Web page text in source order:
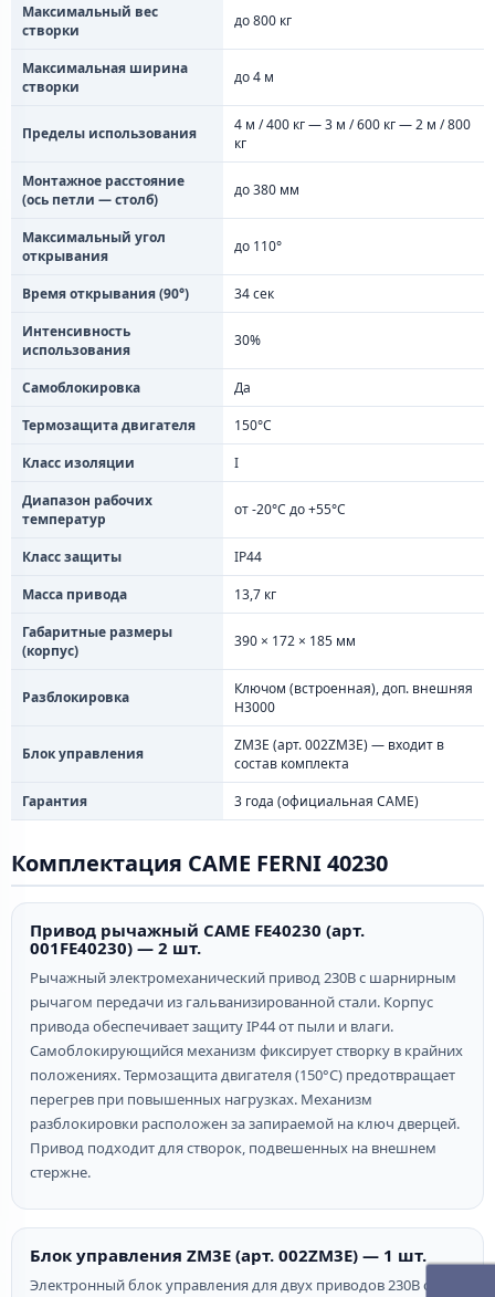
Максимальный вес
створки
до 800 кг
Максимальная ширина
створки
до 4 м
Пределы использования
4 м / 400 кг — 3 м / 600 кг — 2 м / 800
кг
Монтажное расстояние
(ось петли — столб)
до 380 мм
Максимальный угол
открывания
до 110°
Время открывания (90°)
34 сек
Интенсивность
использования
30%
Самоблокировка
Да
Термозащита двигателя
150°C
Класс изоляции
I
Диапазон рабочих
температур
от -20°C до +55°C
Класс защиты
IP44
Масса привода
13,7 кг
Габаритные размеры
(корпус)
390 × 172 × 185 мм
Разблокировка
Ключом (встроенная), доп. внешняя
H3000
Блок управления
ZM3E (арт. 002ZM3E) — входит в
состав комплекта
Гарантия
3 года (официальная CAME)
Комплектация CAME FERNI 40230
Привод рычажный CAME FE40230 (арт.
001FE40230) — 2 шт.
Рычажный электромеханический привод 230В с шарнирным
рычагом передачи из гальванизированной стали. Корпус
привода обеспечивает защиту IP44 от пыли и влаги.
Самоблокирующийся механизм фиксирует створку в крайних
положениях. Термозащита двигателя (150°C) предотвращает
перегрев при повышенных нагрузках. Механизм
разблокировки расположен за запираемой на ключ дверцей.
Привод подходит для створок, подвешенных на внешнем
стержне.
Блок управления ZM3E (арт. 002ZM3E) — 1 шт.
Электронный блок управления для двух приводов 230В с